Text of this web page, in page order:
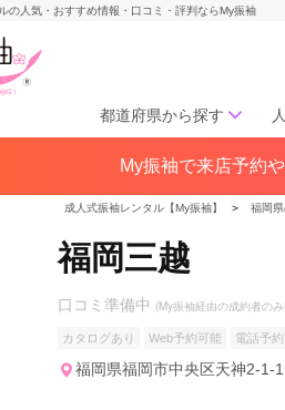
の人気・おすすめ情報・口コミ・評判ならMy振袖
都道府県から探す
北海道／東北
北海道(141) 青森
福島県(60)
中部
愛知県(285)
静岡県
岐阜県(85)
三重県
My振袖で来店予約
成人式振袖レンタル【My振袖】 ＞ 福岡
福岡三越
口コミ準備中 (My振袖経由の成約者の
カタログあり Web予約可能 電話予
福岡県福岡市中央区天神2-1-1